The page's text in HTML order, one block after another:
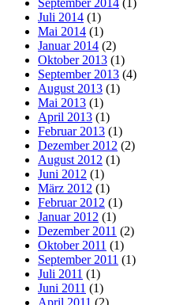
Juli 2014 (1)
Mai 2014 (1)
Januar 2014 (2)
Oktober 2013 (1)
September 2013 (4)
August 2013 (1)
Mai 2013 (1)
April 2013 (1)
Februar 2013 (1)
Dezember 2012 (2)
August 2012 (1)
Juni 2012 (1)
März 2012 (1)
Februar 2012 (1)
Januar 2012 (1)
Dezember 2011 (2)
Oktober 2011 (1)
September 2011 (1)
Juli 2011 (1)
Juni 2011 (1)
April 2011 (2)